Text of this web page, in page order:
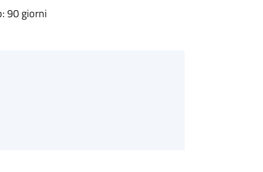
90 giorni